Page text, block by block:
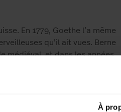
À
En 1779, Goethe l’a même
qu’il ait vues. Berne
médiéval, et dans les années
peut être considérée comme